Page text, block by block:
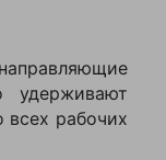
удерживают
рабочих